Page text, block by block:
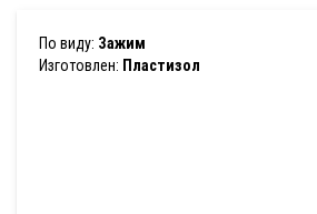
По виду: Зажим
Изготовлен: Пластизол